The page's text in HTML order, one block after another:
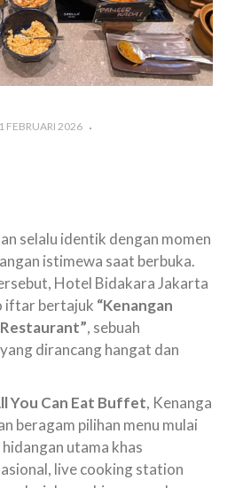
FEBRUARI 2026
selalu identik dengan momen
istimewa saat berbuka.
Hotel Bidakara Jakarta
iftar bertajuk “Kenangan
, sebuah
dirancang hangat dan
You Can Eat Buffet, Kenanga
beragam pilihan menu mulai
utama khas
live cooking station